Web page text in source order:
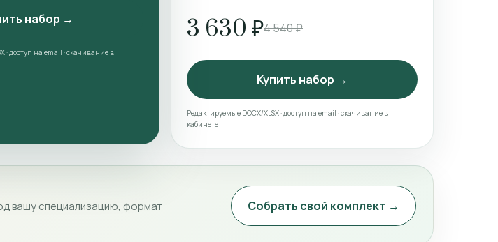
набор →
· доступ на email · скачивание в
3 630 ₽4 540 ₽
Купить набор →
Редактируемые DOCX/XLSX · доступ на email · скачивание в
кабинете
вашу специализацию, формат
Собрать свой комплект →